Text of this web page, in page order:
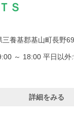
Ｓ
三養基郡基山町長野
～ 18:00 平日以
詳細をみる